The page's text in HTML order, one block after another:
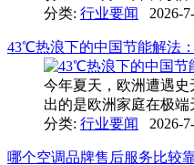
分类: 行业要闻 2026-
43℃热浪下的中国节能解法
今年夏天，欧洲遭遇
出的是欧洲家庭在极
分类: 行业要闻 2026-
哪个空调品牌售后服务比较